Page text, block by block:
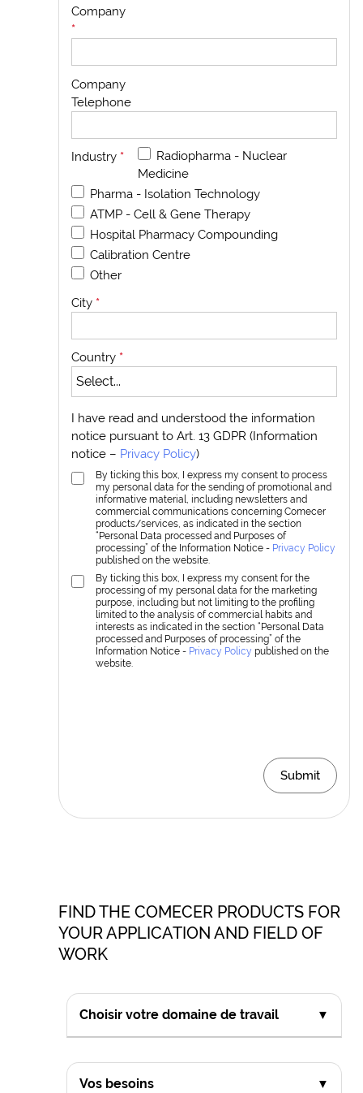
Company
*
Company
Telephone
Industry *
Radiopharma - Nuclear
Medicine
Pharma - Isolation Technology
ATMP - Cell & Gene Therapy
Hospital Pharmacy Compounding
Calibration Centre
Other
City *
Country *
I have read and understood the information
notice pursuant to Art. 13 GDPR (Information
notice – Privacy Policy)
By ticking this box, I express my consent to process
my personal data for the sending of promotional and
informative material, including newsletters and
commercial communications concerning Comecer
products/services, as indicated in the section
“Personal Data processed and Purposes of
processing” of the Information Notice - Privacy Policy
published on the website.
By ticking this box, I express my consent for the
processing of my personal data for the marketing
purpose, including but not limiting to the profiling
limited to the analysis of commercial habits and
interests as indicated in the section “Personal Data
processed and Purposes of processing” of the
Information Notice - Privacy Policy published on the
website.
Submit
FIND THE COMECER PRODUCTS FOR
YOUR APPLICATION AND FIELD OF
WORK
Choisir votre domaine de travail ▼
Vos besoins ▼